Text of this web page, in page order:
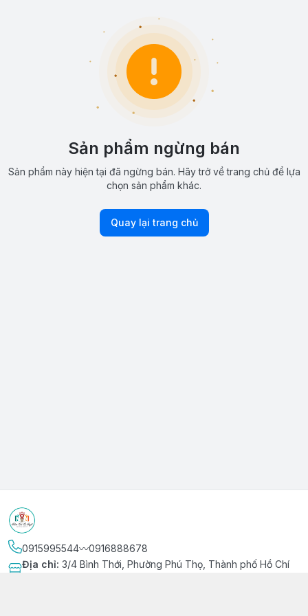
Sản phẩm ngừng bán
Sản phẩm này hiện tại đã ngừng bán. Hãy trở về trang chủ để lựa
chọn sản phẩm khác.
Quay lại trang chủ
0915995544〰️0916888678
Địa chỉ: 3/4 Bình Thới, Phường Phú Thọ, Thành phố Hồ Chí